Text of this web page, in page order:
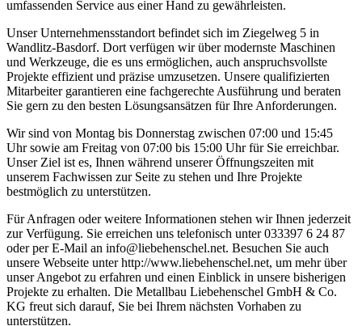
umfassenden Service aus einer Hand zu gewährleisten.
Unser Unternehmensstandort befindet sich im Ziegelweg 5 in
Wandlitz-Basdorf. Dort verfügen wir über modernste Maschinen
und Werkzeuge, die es uns ermöglichen, auch anspruchsvollste
Projekte effizient und präzise umzusetzen. Unsere qualifizierten
Mitarbeiter garantieren eine fachgerechte Ausführung und beraten
Sie gern zu den besten Lösungsansätzen für Ihre Anforderungen.
Wir sind von Montag bis Donnerstag zwischen 07:00 und 15:45
Uhr sowie am Freitag von 07:00 bis 15:00 Uhr für Sie erreichbar.
Unser Ziel ist es, Ihnen während unserer Öffnungszeiten mit
unserem Fachwissen zur Seite zu stehen und Ihre Projekte
bestmöglich zu unterstützen.
Für Anfragen oder weitere Informationen stehen wir Ihnen jederzeit
zur Verfügung. Sie erreichen uns telefonisch unter 033397 6 24 87
oder per E-Mail an info@liebehenschel.net. Besuchen Sie auch
unsere Webseite unter http://www.liebehenschel.net, um mehr über
unser Angebot zu erfahren und einen Einblick in unsere bisherigen
Projekte zu erhalten. Die Metallbau Liebehenschel GmbH & Co.
KG freut sich darauf, Sie bei Ihrem nächsten Vorhaben zu
unterstützen.